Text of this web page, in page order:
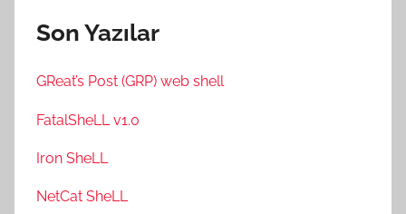
Son Yazılar
GReat’s Post (GRP) web shell
FatalSheLL v1.0
Iron SheLL
NetCat SheLL